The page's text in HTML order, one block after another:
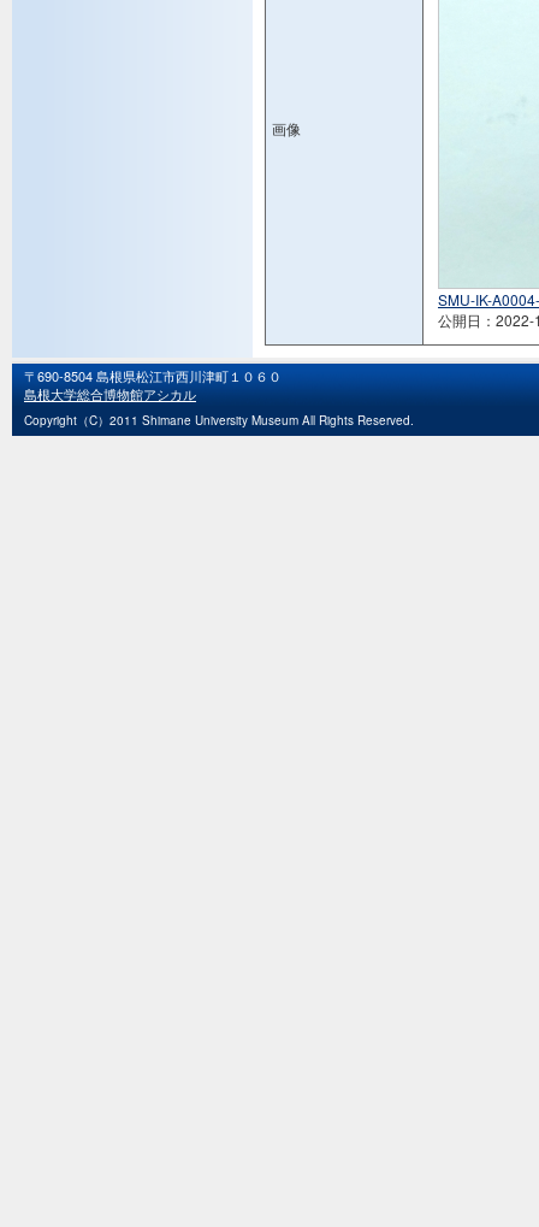
画像
SMU-IK-
公開日：2022-
〒690-8504 島根県松江市西川津町１０６０
島根大学総合博物館アシカル
Copyright（C）2011 Shimane University Museum All Rights Reserved.